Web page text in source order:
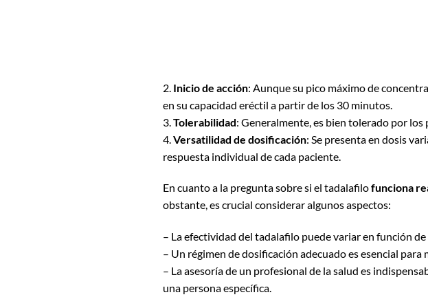
2. Inicio de acción: Aunque su pico máximo de
en su capacidad eréctil a partir de los 30 minutos.
3. Tolerabilidad: Generalmente, es bien tolerado por los
4. Versatilidad de dosificación: Se presenta en dosis
respuesta individual de cada paciente.
En cuanto a la pregunta sobre si el tadalafilofunciona
obstante, es crucial considerar algunos aspectos:
– La efectividad del tadalafilo puede variar en función de
– Un régimen de dosificación adecuado es esencial
– La asesoría de un profesional de la salud es
una persona específica.